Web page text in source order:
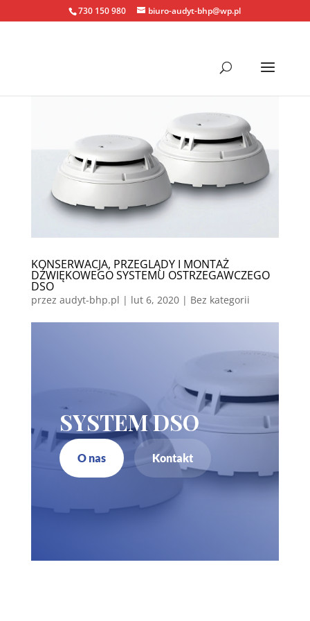
730 150 980 biuro-audyt-bhp@wp.pl
KONSERWACJA, PRZEGLĄDY I MONTAŻ
DŹWIĘKOWEGO SYSTEMU OSTRZEGAWCZEGO
DSO
przez audyt-bhp.pl | lut 6, 2020| Bez kategorii
SYSTEM DSO
O nas Kontakt